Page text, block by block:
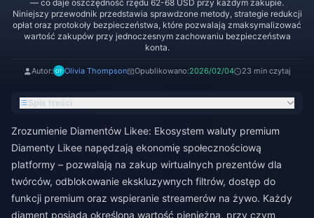
— co daje oszczędność rzędu 62-68 USD przy każdym zakupie.
Niniejszy przewodnik przedstawia sprawdzone metody, strategie redukcji
opłat oraz protokoły bezpieczeństwa, które pozwalają zmaksymalizować
wartość zakupów przy jednoczesnym zachowaniu bezpieczeństwa
konta.
Autor: Olivia Thompson Opublikowano:2026/02/04 23 min czytaj
Spis treści
Zrozumienie Diamentów Likee: Ekosystem waluty premium
Diamenty Likee napędzają ekonomię społecznościową
platformy – pozwalają na zakup wirtualnych prezentów dla
twórców, odblokowanie ekskluzywnych filtrów, dostęp do
funkcji premium oraz wspieranie streamerów na żywo. Każdy
diament posiada określoną wartość pieniężną, przy czym